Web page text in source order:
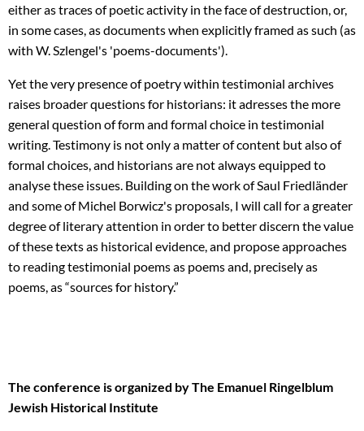
either as traces of poetic activity in the face of destruction, or,
in some cases, as documents when explicitly framed as such (as
with W. Szlengel's 'poems-documents').
Yet the very presence of poetry within testimonial archives
raises broader questions for historians: it adresses the more
general question of form and formal choice in testimonial
writing. Testimony is not only a matter of content but also of
formal choices, and historians are not always equipped to
analyse these issues. Building on the work of Saul Friedländer
and some of Michel Borwicz's proposals, I will call for a greater
degree of literary attention in order to better discern the value
of these texts as historical evidence, and propose approaches
to reading testimonial poems as poems and, precisely as
poems, as “sources for history.”
The conference is organized by The Emanuel Ringelblum
Jewish Historical Institute